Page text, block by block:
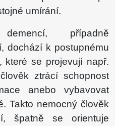
umírání.
případně
dochází k postupnému
které se projevují např.
ztrácí schopnost
anebo vybavovat
Takto nemocný člověk
špatně se orientuje